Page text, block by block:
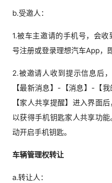
b.受邀人：
1.被车主邀请的手机号，会
号注册或登录理想汽车App，
2.被邀请人收到提示信息后
【最新消息】-【消息】-【
【家人共享提醒】进入界面
以获得手机钥匙家人共享功
动开启手机钥匙。
车辆管理权转让
a.转让人：